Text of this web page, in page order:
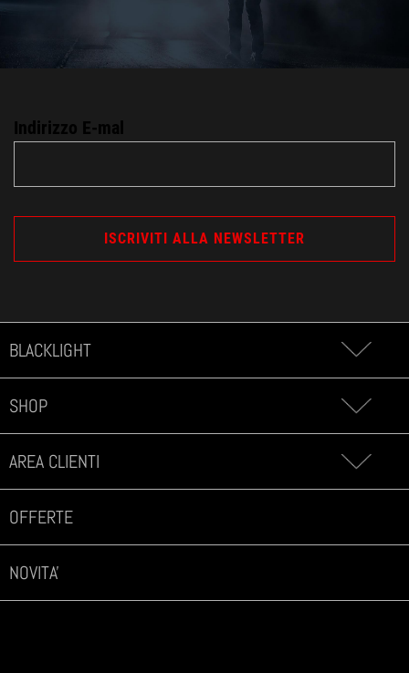
Indirizzo E-mal
BLACKLIGHT
SHOP
AREA CLIENTI
OFFERTE
NOVITA'